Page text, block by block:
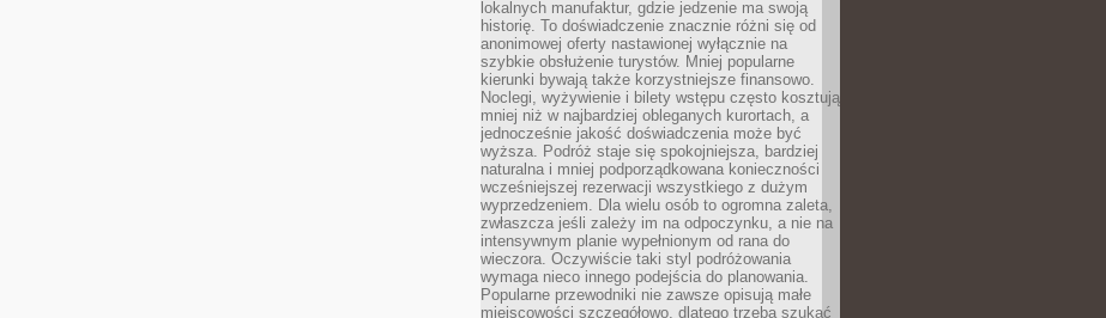
lokalnych manufaktur, gdzie jedzenie ma swoją
historię. To doświadczenie znacznie różni się od
anonimowej oferty nastawionej wyłącznie na
szybkie obsłużenie turystów. Mniej popularne
kierunki bywają także korzystniejsze finansowo.
Noclegi, wyżywienie i bilety wstępu często kosztują
mniej niż w najbardziej obleganych kurortach, a
jednocześnie jakość doświadczenia może być
wyższa. Podróż staje się spokojniejsza, bardziej
naturalna i mniej podporządkowana konieczności
wcześniejszej rezerwacji wszystkiego z dużym
wyprzedzeniem. Dla wielu osób to ogromna zaleta,
zwłaszcza jeśli zależy im na odpoczynku, a nie na
intensywnym planie wypełnionym od rana do
wieczora. Oczywiście taki styl podróżowania
wymaga nieco innego podejścia do planowania.
Popularne przewodniki nie zawsze opisują małe
miejscowości szczegółowo, dlatego trzeba szukać